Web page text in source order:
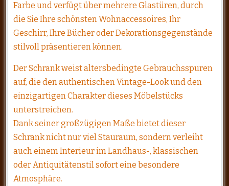
Farbe und verfügt über mehrere Glastüren, durch
die Sie Ihre schönsten Wohnaccessoires, Ihr
Geschirr, Ihre Bücher oder Dekorationsgegenstände
stilvoll präsentieren können.
Der Schrank weist altersbedingte Gebrauchsspuren
auf, die den authentischen Vintage-Look und den
einzigartigen Charakter dieses Möbelstücks
unterstreichen.
Dank seiner großzügigen Maße bietet dieser
Schrank nicht nur viel Stauraum, sondern verleiht
auch einem Interieur im Landhaus-, klassischen
oder Antiquitätenstil sofort eine besondere
Atmosphäre.